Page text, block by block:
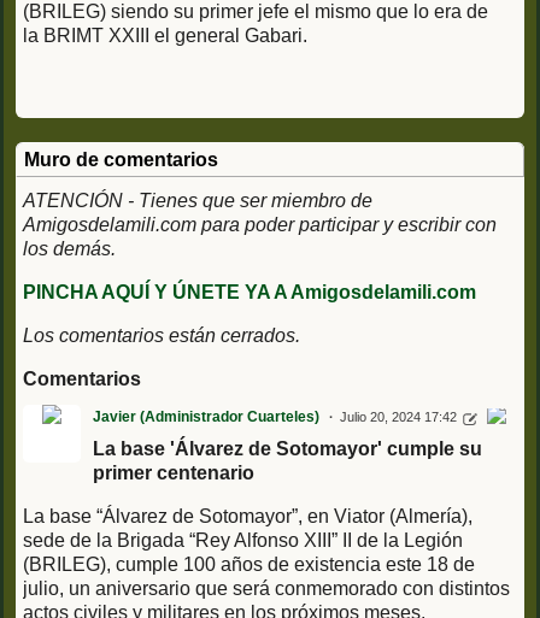
(BRILEG) siendo su primer jefe el mismo que lo era de
la BRIMT XXIII el general Gabari.
Muro de comentarios
ATENCIÓN - Tienes que ser miembro de
Amigosdelamili.com para poder participar y escribir con
los demás.
PINCHA AQUÍ Y ÚNETE YA A Amigosdelamili.com
Los comentarios están cerrados.
Comentarios
Javier (Administrador Cuarteles) Julio 20, 2024 17:42
La base 'Álvarez de Sotomayor' cumple su
primer centenario
La base “Álvarez de Sotomayor”, en Viator (Almería),
sede de la Brigada “Rey Alfonso XIII” II de la Legión
(BRILEG), cumple 100 años de existencia este 18 de
julio, un aniversario que será conmemorado con distintos
actos civiles y militares en los próximos meses.